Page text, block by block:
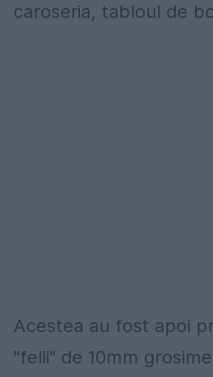
caroseria, tabloul de
Acestea au fost apoi
"felii" de 10mm